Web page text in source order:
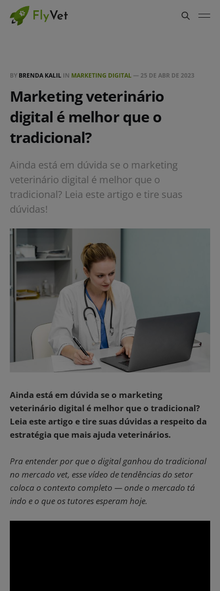
BY BRENDA KALIL IN MARKETING DIGITAL — 25 DE ABR DE 2023
Marketing veterinário
digital é melhor que o
tradicional?
Ainda está em dúvida se o marketing
veterinário digital é melhor que o
tradicional? Leia este artigo e tire suas
dúvidas!
Ainda está em dúvida se o marketing
veterinário digital é melhor que o tradicional?
Leia este artigo e tire suas dúvidas a respeito da
estratégia que mais ajuda veterinários.
Pra entender por que o digital ganhou do tradicional
no mercado vet, esse vídeo de tendências do setor
coloca o contexto completo — onde o mercado tá
indo e o que os tutores esperam hoje.